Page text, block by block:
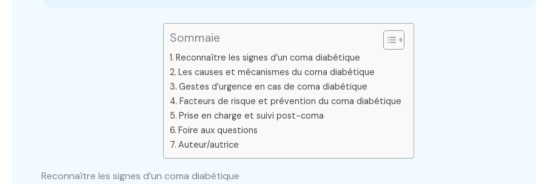
Sommaie
Reconnaître les signes d’un coma diabétique
Les causes et mécanismes du coma diabétique
Gestes d’urgence en cas de coma diabétique
Facteurs de risque et prévention du coma diabétique
Prise en charge et suivi post-coma
Foire aux questions
Auteur/autrice
Reconnaître les signes d’un coma diabétique